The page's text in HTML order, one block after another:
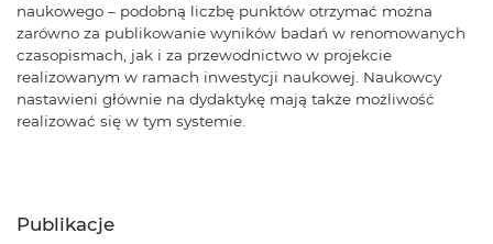
naukowego – podobną liczbę punktów otrzymać można
zarówno za publikowanie wyników badań w renomowanych
czasopismach, jak i za przewodnictwo w projekcie
realizowanym w ramach inwestycji naukowej. Naukowcy
nastawieni głównie na dydaktykę mają także możliwość
realizować się w tym systemie.
Publikacje